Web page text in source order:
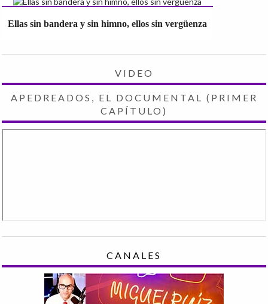
Ellas sin bandera y sin himno, ellos sin vergüenza
VIDEO
APEDREADOS, EL DOCUMENTAL (PRIMER
CAPÍTULO)
CANALES